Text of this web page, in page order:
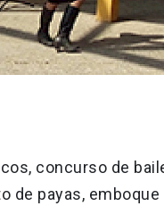
concurso de
de payas,